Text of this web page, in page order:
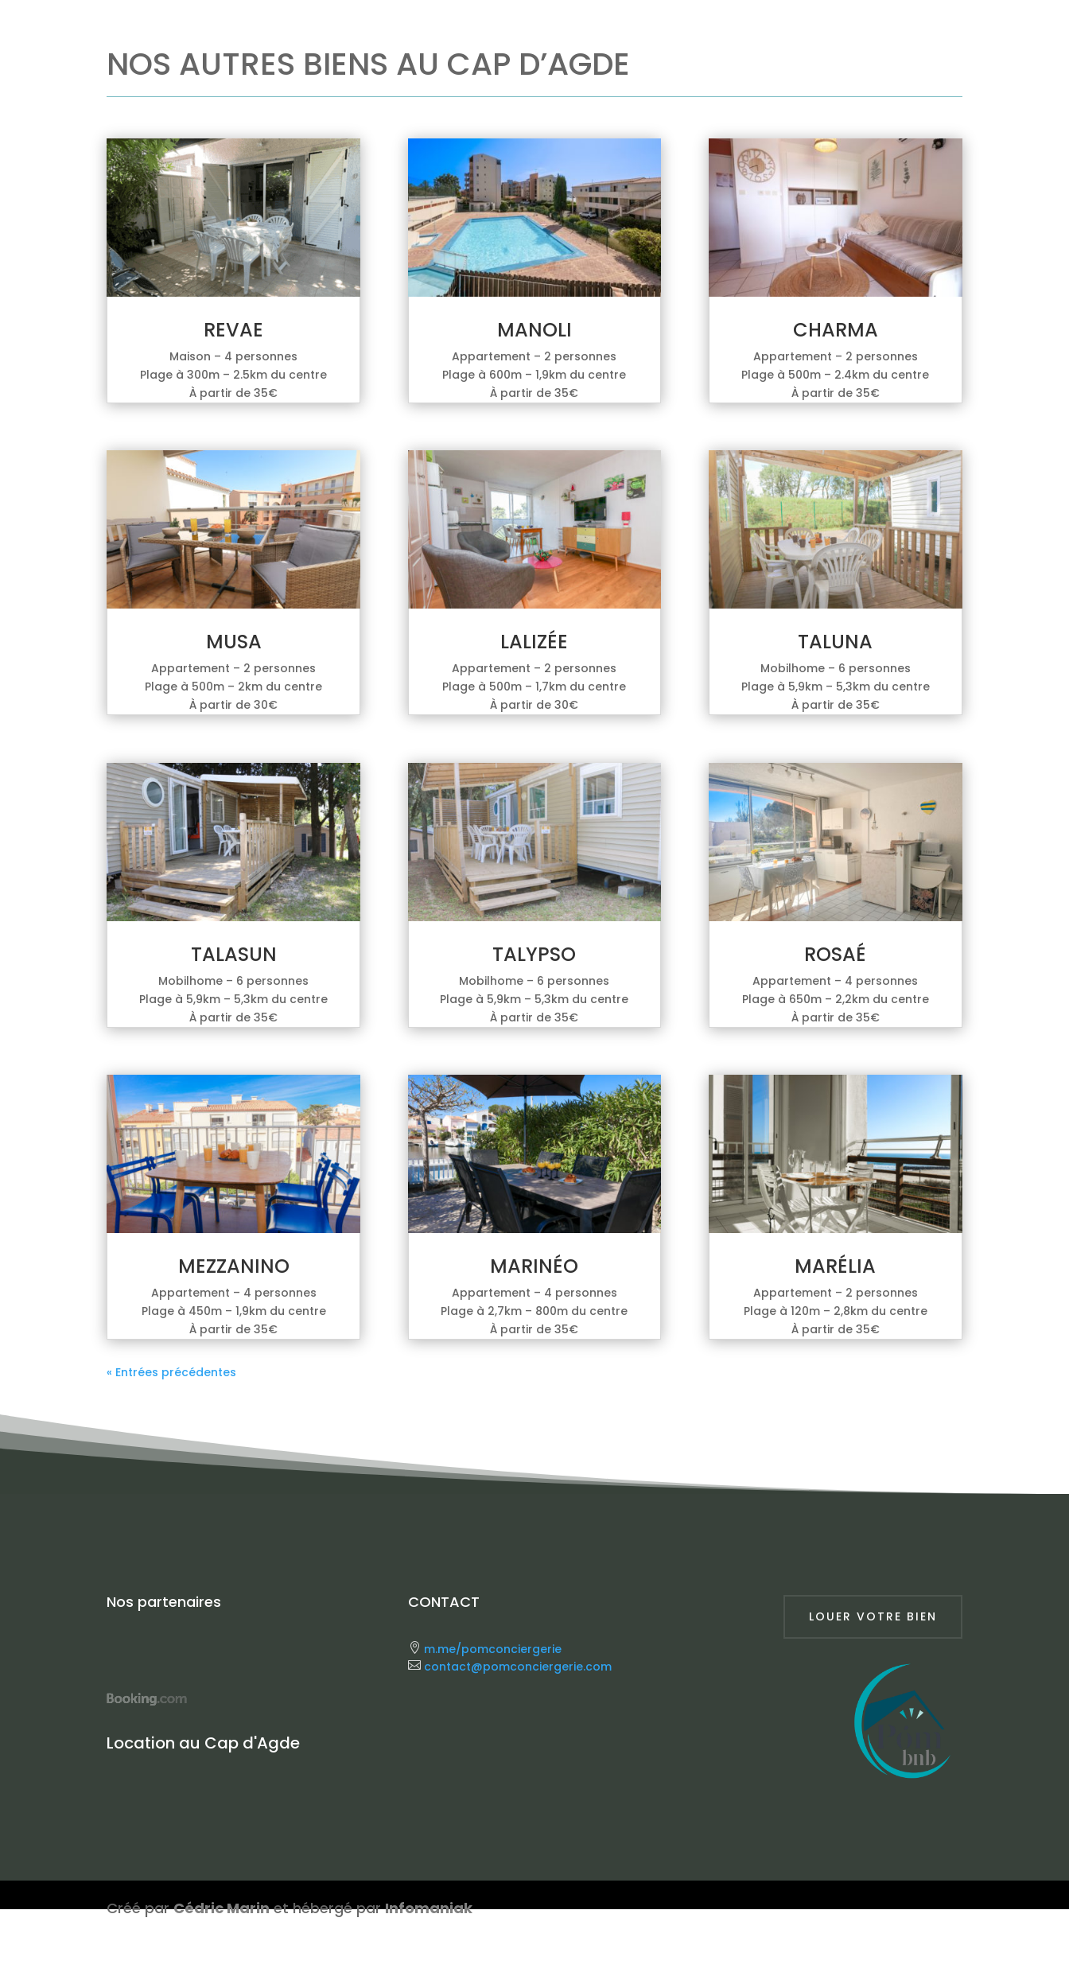
NOS AUTRES BIENS AU CAP D’AGDE
REVAE
Maison – 4 personnes
Plage à 300m – 2.5km du centre
À partir de 35€
MUSA
Appartement – 2 personnes
Plage à 500m – 2km du centre
À partir de 30€
TALASUN
Mobilhome – 6 personnes
Plage à 5,9km – 5,3km du centre
À partir de 35€
MEZZANINO
Appartement – 4 personnes
Plage à 450m – 1,9km du centre
À partir de 35€
MANOLI
Appartement – 2 personnes
Plage à 600m – 1,9km du centre
À partir de 35€
LALIZÉE
Appartement – 2 personnes
Plage à 500m – 1,7km du centre
À partir de 30€
TALYPSO
Mobilhome – 6 personnes
Plage à 5,9km – 5,3km du centre
À partir de 35€
MARINÉO
Appartement – 4 personnes
Plage à 2,7km – 800m du centre
À partir de 35€
CHARMA
Appartement – 2 personnes
Plage à 500m – 2.4km du centre
À partir de 35€
TALUNA
Mobilhome – 6 personnes
Plage à 5,9km – 5,3km du centre
À partir de 35€
ROSAÉ
Appartement – 4 personnes
Plage à 650m – 2,2km du centre
À partir de 35€
MARÉLIA
Appartement – 2 personnes
Plage à 120m – 2,8km du centre
À partir de 35€
« Entrées précédentes
Nos partenaires
Location au Cap d'Agde
CONTACT
 m.me/pomconciergerie
 contact@pomconciergerie.com
LOUER VOTRE BIEN
Créé parCédric Marinet hébergé parInfomaniak